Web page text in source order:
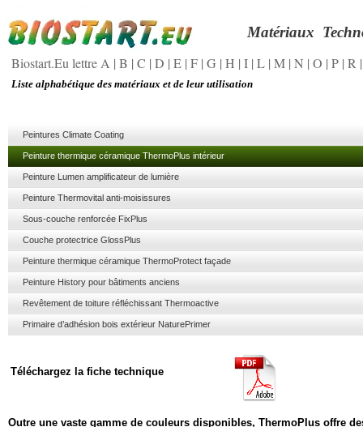
Peintures Climate Coating
Peinture thermique céramique ThermoPlus intérieur
Peinture Lumen amplificateur de lumière
Peinture Thermovital anti-moisissures
Sous-couche renforcée FixPlus
Couche protectrice GlossPlus
Peinture thermique céramique ThermoProtect façade
Peinture History pour bâtiments anciens
Revêtement de toiture réfléchissant Thermoactive
Primaire d’adhésion bois extérieur NaturePrimer
Liste alphabétique des matériaux et de leur utilisation
Biostart.Eu lettre A | B | C | D | E | F | G | H | I | L | M | N | O | P | R
Outre une vaste gamme de couleurs disponibles, ThermoPlus offre
Téléchargez la fiche technique
Matériaux